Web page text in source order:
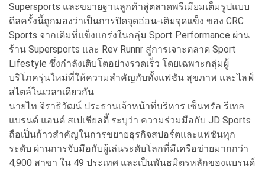
Supersports และขยายฐานลูกค้าสู่ตลาดพรีเมียมเต็มรูปแบบ
ดีลครั้งนี้ถูกมองว่าเป็นการปิดจุดอ่อน-เติมจุดแข็ง ของ CRC
Sports จากเดิมที่แข็งแกร่งในกลุ่ม Sport Performance ผ่าน
ร้าน Supersports และ Rev Runnr สู่การเจาะตลาด Sport
Lifestyle ซึ่งกำลังเติบโตอย่างรวดเร็ว โดยเฉพาะกลุ่มผู้
บริโภครุ่นใหม่ที่ให้ความสำคัญกับทั้งแฟชัน สุขภาพ และไลฟ์
สไตล์ในเวลาเดียวกัน
นายไท จิราธิวัฒน์ ประธานเจ้าหน้าที่บริหาร เซ็นทรัล รีเทล
แบรนด์ แอนด์ สเปเชียลตี้ ระบุว่า ความร่วมมือกับ JD Sports
ถือเป็นก้าวสำคัญในการขยายธุรกิจสปอร์ตและแฟชันทุก
ระดับ ผ่านการจับมือกับผู้เล่นระดับโลกที่มีเครือข่ายมากกว่า
4,900 สาขา ใน 49 ประเทศ และเป็นพันธมิตรหลักของแบรนด์